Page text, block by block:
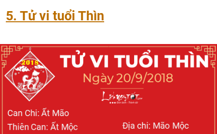
5. Tử vi tuổi Thìn